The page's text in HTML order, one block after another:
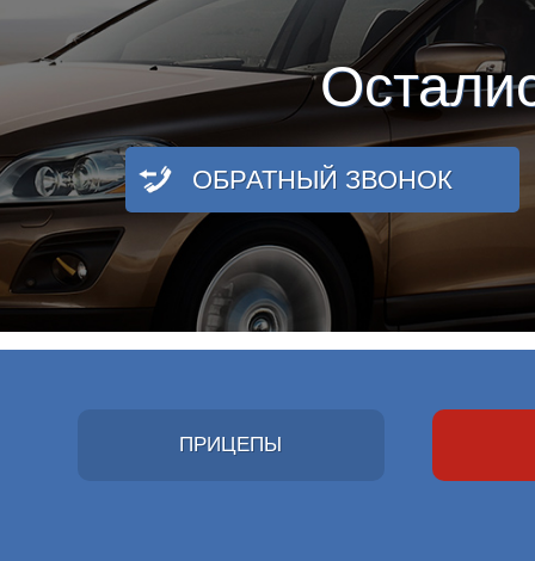
ОБРАТНЫЙ ЗВОНОК
ПРИЦЕПЫ